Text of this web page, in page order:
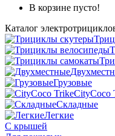
В корзине пусто!
Каталог
Грузовые
CityCoco
Складные
Легкие
С крышей